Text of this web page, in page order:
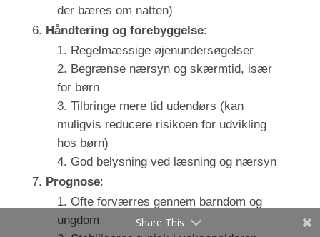
der bæres om natten)
Håndtering og forebyggelse:
Regelmæssige øjenundersøgelser
Begrænse nærsyn og skærmtid, især
for børn
Tilbringe mere tid udendørs (kan
muligvis reducere risikoen for udvikling
hos børn)
God belysning ved læsning og nærsyn
Prognose:
Ofte forværres gennem barndom og
ungdom
Share This